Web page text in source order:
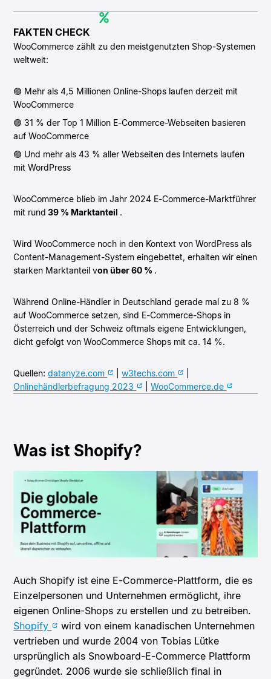
FAKTEN CHECK
WooCommerce zählt zu den meistgenutzten Shop-Systemen
weltweit:
🟣 Mehr als 4,5 Millionen Online-Shops laufen derzeit mit
WooCommerce
🟣 31 % der Top 1 Million E-Commerce-Webseiten basieren
auf WooCommerce
🟣 Und mehr als 43 % aller Webseiten des Internets laufen
mit WordPress
WooCommerce blieb im Jahr 2024 E-Commerce-Marktführer
mit rund 39 % Marktanteil .
Wird WooCommerce noch in den Kontext von WordPress als
Content-Management-System eingebettet, erhalten wir einen
starken Marktanteil von über 60 % .
Während Online-Händler in Deutschland gerade mal zu 8 %
auf WooCommerce setzen, sind E-Commerce-Shops in
Österreich und der Schweiz oftmals eigene Entwicklungen,
dicht gefolgt von WooCommerce Shops mit ca. 14 %.
Quellen:datanyze.com |w3techs.com
Onlinehändlerbefragung 2023
|WooCommerce.de
Was ist Shopify?
Auch Shopify ist eine E-Commerce-Plattform, die es
Einzelpersonen und Unternehmen ermöglicht, ihre
eigenen Online-Shops zu erstellen und zu betreiben.
Shopify
wird von einem kanadischen Unternehmen
vertrieben und wurde 2004 von Tobias Lütke
ursprünglich als Snowboard-E-Commerce Plattform
gegründet. 2006 wurde sie schließlich final in